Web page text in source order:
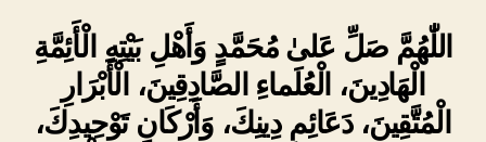
اللّٰهُمَّ صَلِّ عَلىٰ مُحَمَّدٍ وَأَهْلِ بَيْتِهِ الْأَئِمَّةِ
الْهَادِينَ، الْعُلَماءِ الصَّادِقِينَ، الْأَبْرَارِ
الْمُتَّقِينَ، دَعَائِمِ دِينِكَ، وَأَرْكَانِ تَوْحِيدِكَ،